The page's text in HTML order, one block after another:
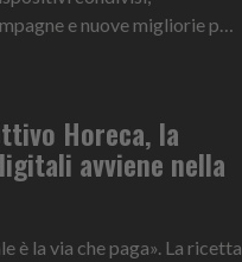
e nuove migliorie per
Horeca, la
avviene nella
è la via che paga». La ricetta